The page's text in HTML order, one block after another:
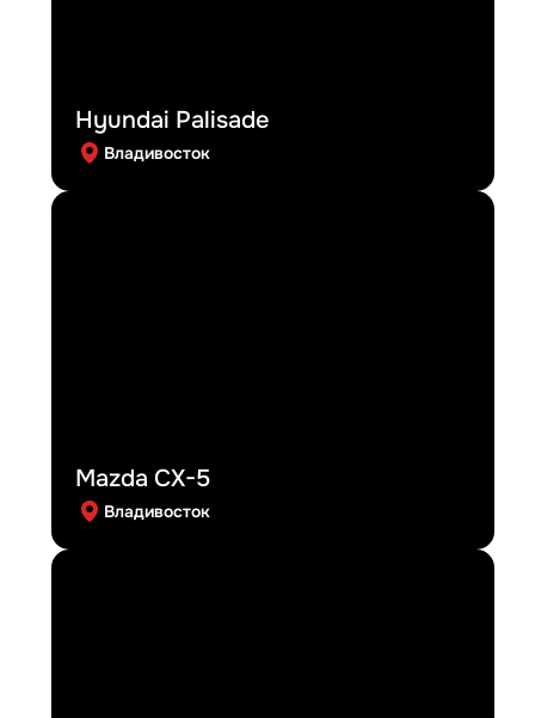
Hyundai Palisade
Владивосток
Mazda CX-5
Владивосток